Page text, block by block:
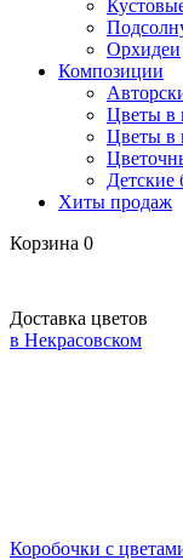
Орхидеи
Композиции
Цветы в
Цветы в
Детские
Хиты продаж
Корзина 0
Доставка цветов
в Некрасовском
Коробочки с